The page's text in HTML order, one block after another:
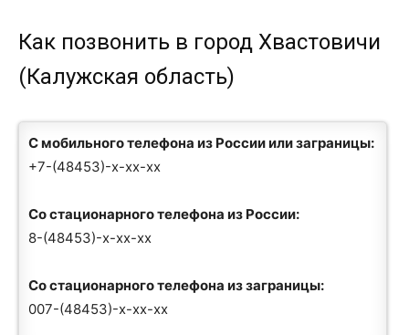
Как позвонить в город Хвастовичи
(Калужская область)
С мобильного телефона из России или заграницы:
+7-(48453)-x-xx-xx
Со стационарного телефона из России:
8-(48453)-x-xx-xx
Со стационарного телефона из заграницы:
007-(48453)-x-xx-xx